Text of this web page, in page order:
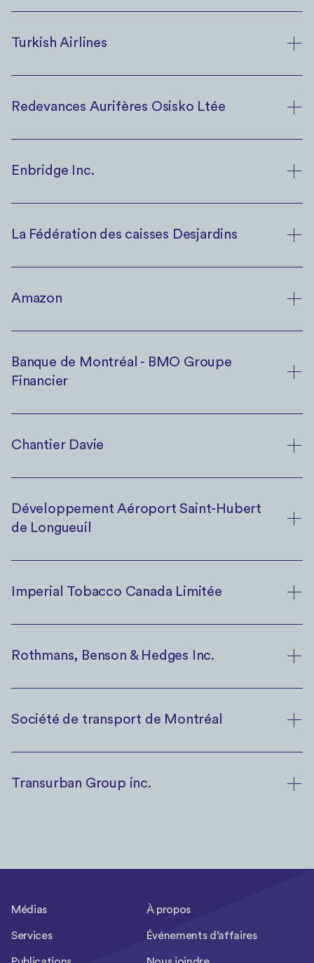
Turkish Airlines
Redevances Aurifères Osisko Ltée
Enbridge Inc.
La Fédération des caisses Desjardins
Amazon
Banque de Montréal - BMO Groupe
Financier
Chantier Davie
Développement Aéroport Saint-Hubert
de Longueuil
Imperial Tobacco Canada Limitée
Rothmans, Benson & Hedges Inc.
Société de transport de Montréal
Transurban Group inc.
Médias À propos
Services Événements d’affaires